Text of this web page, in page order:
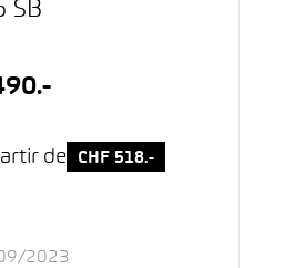
SB
de CHF 518.-
2023